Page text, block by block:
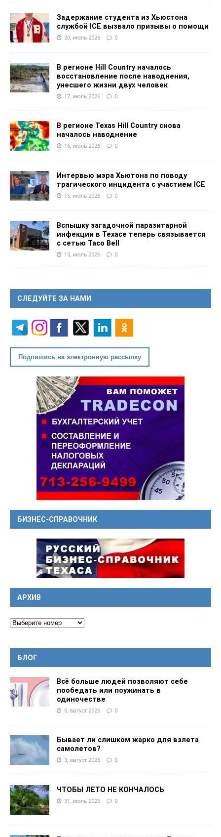
Задержание студента из Хьюстона
службой ICE вызвало призывы о помощи
20, июль 2026 0
В регионе Hill Country началось
восстановление после наводнения,
унесшего жизни двух человек
17, июль 2026 0
В регионе Texas Hill Country снова
началось наводнение
16, июль 2026 0
Интервью мэра Хьютона по поводу
трагического инцидента с участием ICE
15, июль 2026 0
Вспышку загадочной паразитарной
инфекции в Техасе теперь связывается
с сетью Taco Bell
15, июль 2026 0
СЛЕДУЙТЕ ЗА НАМИ
Подпишись на электронную рассылку
БИЗНЕС-СПРАВОЧНИК
АРХИВ
БЛОГ
Всё больше людей позволяют себе
пообедать или поужинать в
одиночестве
5, август 2026 0
Бывает ли слишком жарко для взлета
самолетов?
3, август 2026 0
ЧТОБЫ ЛЕТО НЕ КОНЧАЛОСЬ
31, июль 2026 0